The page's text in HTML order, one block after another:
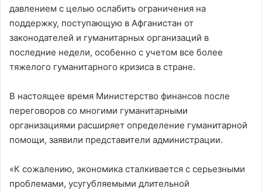
давлением с целью ослабить ограничения на
поддержку, поступающую в Афганистан от
законодателей и гуманитарных организаций в
последние недели, особенно с учетом все более
тяжелого гуманитарного кризиса в стране.
В настоящее время Министерство финансов после
переговоров со многими гуманитарными
организациями расширяет определение гуманитарной
помощи, заявили представители администрации.
«К сожалению, экономика сталкивается с серьезными
проблемами, усугубляемыми длительной